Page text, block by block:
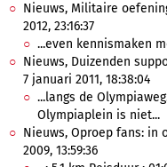
Nieuws, Militaire
2012, 23:16:37
...even kennismaken
Nieuws, Duizenden
7 januari 2011, 18:38:04
...langs de
Olympiaplein is niet...
Nieuws, Oproep fans: in
2009, 13:59:36